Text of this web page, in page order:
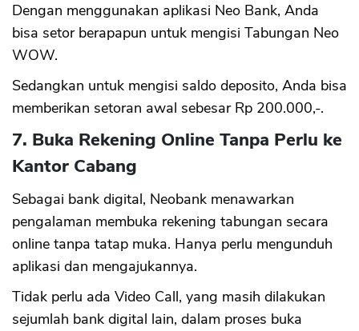
Dengan menggunakan aplikasi Neo Bank, Anda
bisa setor berapapun untuk mengisi Tabungan Neo
WOW.
Sedangkan untuk mengisi saldo deposito, Anda bisa
memberikan setoran awal sebesar Rp 200.000,-.
7. Buka Rekening Online Tanpa Perlu ke
Kantor Cabang
Sebagai bank digital, Neobank menawarkan
pengalaman membuka rekening tabungan secara
online tanpa tatap muka. Hanya perlu mengunduh
aplikasi dan mengajukannya.
Tidak perlu ada Video Call, yang masih dilakukan
sejumlah bank digital lain, dalam proses buka